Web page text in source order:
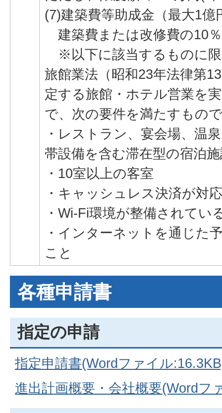
(7)建築費等助成金（最大1億
建築費または改修費の10％
※以下に該当するものに
旅館業法（昭和23年法律第
定する旅館・ホテル営業を
で、次の要件を満たすもの
・レストラン、宴会場、温
帯設備を含む滞在型の宿泊
・10室以上の客室
・キャッシュレス決済が対
・Wi-Fi環境が整備されてい
・インターネットを通じた
こと
各種申請書
指定の申請
指定申請書(Wordファイル
進出計画概要・会社概要(Wordフ